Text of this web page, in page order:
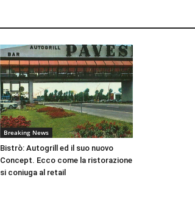
Breaking News
Bistrò: Autogrill ed il suo nuovo
Concept. Ecco come la ristorazione
si coniuga al retail